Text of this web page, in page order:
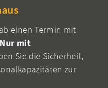
einen Termin mit
Nur mit
Sie die Sicherheit,
zur